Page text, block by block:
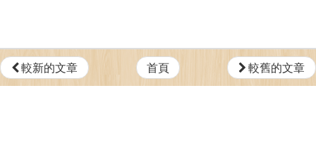
較新的文章 首頁 較舊的文章